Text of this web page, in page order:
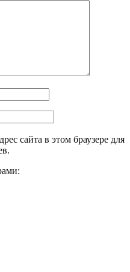
сайта в этом браузере для